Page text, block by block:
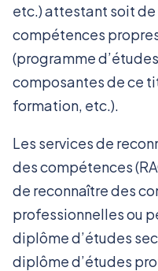
etc.) attestant soit de
compétences
(programme
composantes de ce
formation, etc.).
Les services de
des compétences
de reconnaître des
professionnelles ou
diplôme d’études
diplôme d’études